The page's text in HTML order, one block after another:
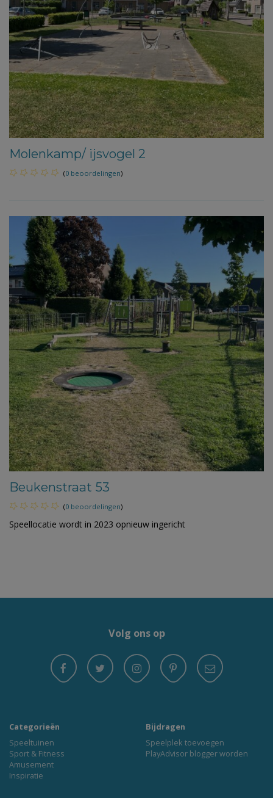
Molenkamp/ ijsvogel 2
(0 beoordelingen)
Beukenstraat 53
(0 beoordelingen)
Speellocatie wordt in 2023 opnieuw ingericht
Volg ons op
Categorieën
Speeltuinen
Sport & Fitness
Amusement
Inspiratie
Bijdragen
Speelplek toevoegen
PlayAdvisor blogger worden